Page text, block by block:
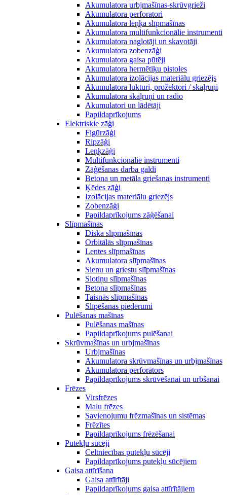
Akumulatora urbjmašīnas-skrūvgrieži
Akumulatora perforatori
Akumulatora leņķa slīpmašīnas
Akumulatora multifunkcionālie instrumenti
Akumulatora naglotāji un skavotāji
Akumulatora zobenzāģi
Akumulatora gaisa pūtēji
Akumulatora hermētiķu pistoles
Akumulatora izolācijas materiālu griezējs
Akumulatora lukturi, prožektori / skaļruņi
Akumulatora skaļruņi un radio
Akumulatori un lādētāji
Papildaprīkojums
Elektriskie zāģi
Figūrzāģi
Ripzāģi
Leņķzāģi
Multifunkcionālie instrumenti
Zāģēšanas darba galdi
Betona un metāla griešanas instrumenti
Ķēdes zāģi
Izolācijas materiālu griezējs
Zobenzāģi
Papildaprīkojums zāģēšanai
Slīpmašīnas
Diska slīpmašīnas
Orbitālās slīpmašīnas
Lentes slīpmašīnas
Akumulatora slīpmašīnas
Sienu un griestu slīpmašīnas
Slotiņu slīpmašīnas
Betona slīpmašīnas
Taisnās slīpmašīnas
Slīpēšanas piederumi
Pulēšanas mašīnas
Pulēšanas mašīnas
Papildaprīkojums pulēšanai
Skrūvmašīnas un urbjmašīnas
Urbjmašīnas
Akumulatora skrūvmašīnas un urbjmašīnas
Akumulatora perforātors
Papildaprīkojums skrūvēšanai un urbšanai
Frēzes
Virsfrēzes
Malu frēzes
Savienojumu frēzmašīnas un sistēmas
Frēzītes
Papildaprīkojums frēzēšanai
Putekļu sūcēji
Celtniecības putekļu sūcēji
Papildaprīkojums putekļu sūcējiem
Gaisa attīrīšana
Gaisa attīrītāji
Papildaprīkojums gaisa attīrītājiem